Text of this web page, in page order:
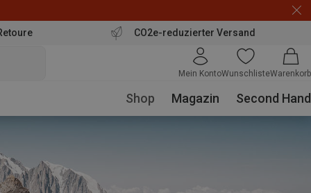
CO2e-reduzierter Versand
Mein KontoWunschlisteWarenkorb
Shop Magazin Second Hand